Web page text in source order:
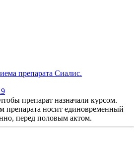
препарата Сиалис.
препарат назначали курсом.
препарата носит единовременный
перед половым актом.